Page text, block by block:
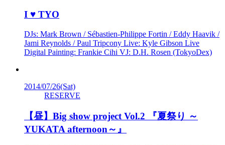
I ♥ TYO
DJs: Mark Brown / Sébastien-Philippe Fortin / Eddy Haavik /
Jami Reynolds / Paul Tripcony Live: Kyle Gibson Live
Digital Painting: Frankie Cihi VJ: D.H. Rosen (TokyoDex)
2014/07/26(Sat)
RESERVE
【昼】Big show project Vol.2 『夏祭り ～
YUKATA afternoon～』